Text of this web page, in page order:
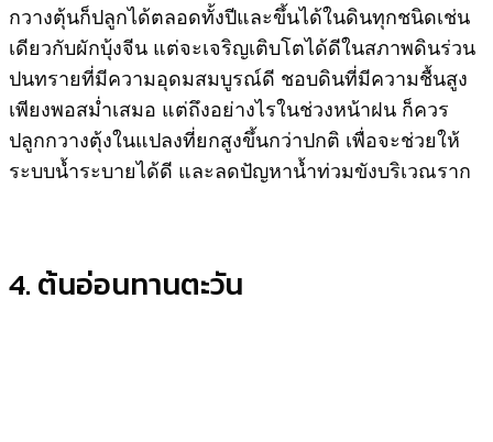
กวางตุ้นก็ปลูกได้ตลอดทั้งปีและขึ้นได้ในดินทุกชนิดเช่น
เดียวกับผักบุ้งจีน แต่จะเจริญเติบโตได้ดีในสภาพดินร่วน
ปนทรายที่มีความอุดมสมบูรณ์ดี ชอบดินที่มีความชื้นสูง
เพียงพอสม่ำเสมอ แต่ถึงอย่างไรในช่วงหน้าฝน ก็ควร
ปลูกกวางตุ้งในแปลงที่ยกสูงขึ้นกว่าปกติ เพื่อจะช่วยให้
ระบบน้ำระบายได้ดี และลดปัญหาน้ำท่วมขังบริเวณราก
4. ต้นอ่อนทานตะวัน